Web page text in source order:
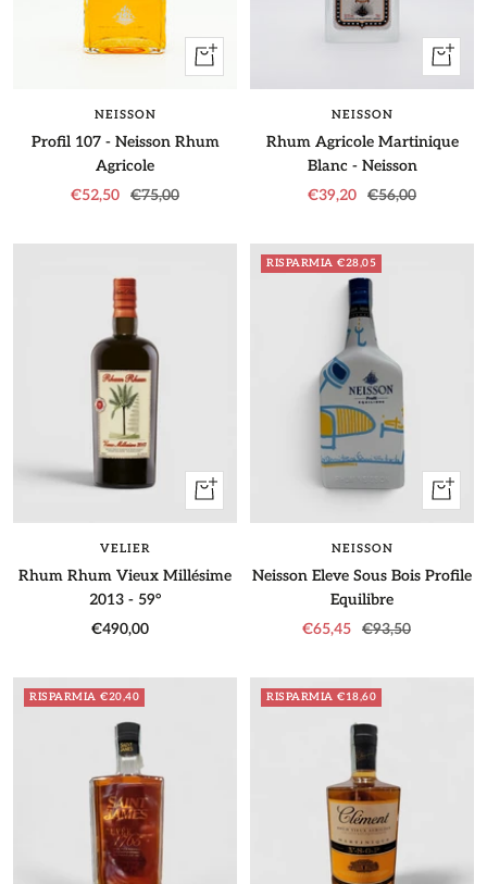
+
Aggiungi
NEISSON
Profil 107 - Neisson Rhum
Agricole
Prezzo
vendita
€52,50 Prezzo
€75,00
+
NEISSON
Rhum Agricole Martinique
Blanc - Neisson
Prezzo
vendita
€39,20 Prezzo
€56,00
+
Aggiungi
VELIER
Rhum Rhum Vieux Millésime
2013 - 59°
Prezzo
vendita
€490,00
RISPARMIA €28,05
+
NEISSON
Neisson Eleve Sous Bois Profile
Equilibre
Prezzo
vendita
€65,45 Prezzo
€93,50
RISPARMIA €20,40 RISPARMIA €18,60